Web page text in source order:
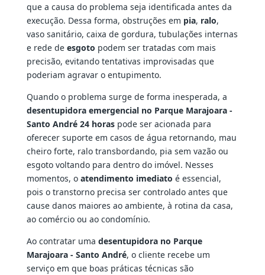
que a causa do problema seja identificada antes da
execução. Dessa forma, obstruções em pia, ralo,
vaso sanitário, caixa de gordura, tubulações internas
e rede de esgoto podem ser tratadas com mais
precisão, evitando tentativas improvisadas que
poderiam agravar o entupimento.
Quando o problema surge de forma inesperada, a
desentupidora emergencial no Parque Marajoara -
Santo André 24 horaspode ser acionada para
oferecer suporte em casos de água retornando, mau
cheiro forte, ralo transbordando, pia sem vazão ou
esgoto voltando para dentro do imóvel. Nesses
momentos, o atendimento imediato é essencial,
pois o transtorno precisa ser controlado antes que
cause danos maiores ao ambiente, à rotina da casa,
ao comércio ou ao condomínio.
Ao contratar uma desentupidora no Parque
Marajoara - Santo André, o cliente recebe um
serviço em que boas práticas técnicas são